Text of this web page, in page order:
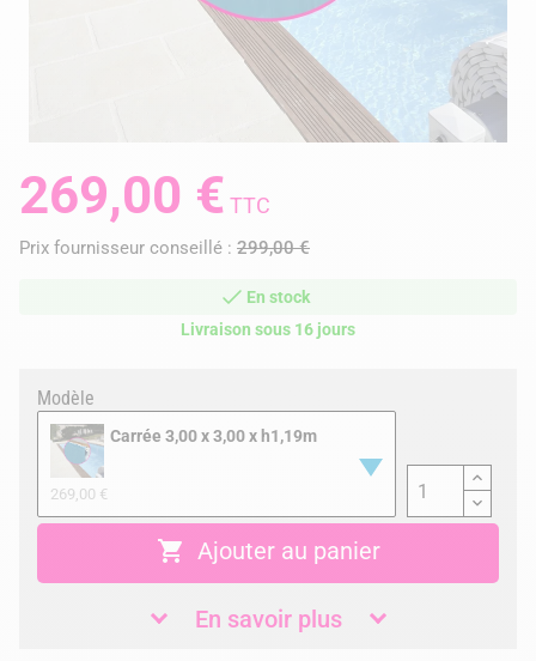
269,00 € TTC
Prix fournisseur conseillé : 299,00 €
En stock
Livraison sous 16 jours
Modèle
Carrée 3,00 x 3,00 x h1,19m
269,00 €
 Ajouter au panier
En savoir plus